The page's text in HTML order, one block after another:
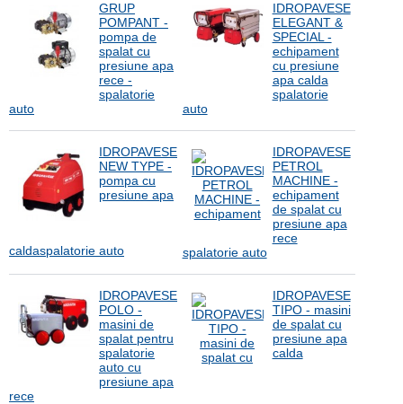
GRUP
POMPANT -
pompa de
spalat cu
presiune apa
rece -
spalatorie
auto
IDROPAVESE
ELEGANT &
SPECIAL -
echipament
cu presiune
apa calda
spalatorie
auto
IDROPAVESE
NEW TYPE -
pompa cu
presiune apa
caldaspalatorie auto
IDROPAVESE
PETROL
MACHINE -
echipament
de spalat cu
presiune apa
rece
spalatorie auto
IDROPAVESE
POLO -
masini de
spalat pentru
spalatorie
auto cu
presiune apa
rece
IDROPAVESE
TIPO - masini
de spalat cu
presiune apa
calda